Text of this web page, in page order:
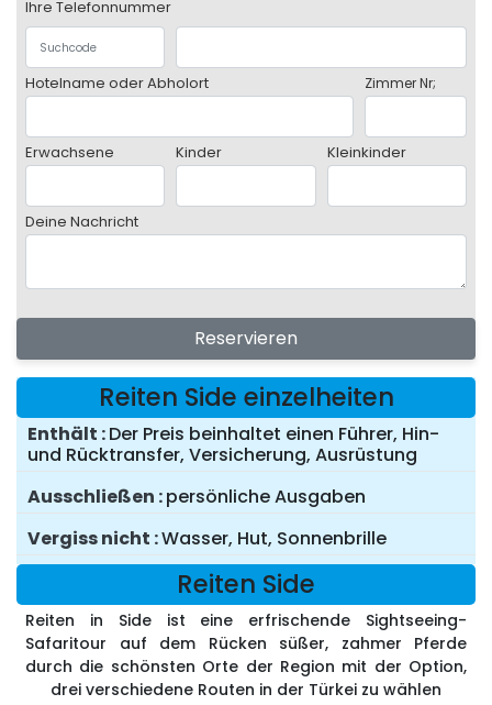
Ihre Telefonnummer
Hotelname oder Abholort Zimmer Nr;
Erwachsene Kinder Kleinkinder
Deine Nachricht
Reservieren
Reiten Side einzelheiten
Enthält Der Preis beinhaltet einen Führer, Hin-
und Rücktransfer, Versicherung, Ausrüstung
Ausschließen persönliche Ausgaben
Vergiss nicht Wasser, Hut, Sonnenbrille
Reiten Side
Reiten in Side ist eine erfrischende Sightseeing-
Safaritour auf dem Rücken süßer, zahmer Pferde
durch die schönsten Orte der Region mit der Option,
drei verschiedene Routen in der Türkei zu wählen